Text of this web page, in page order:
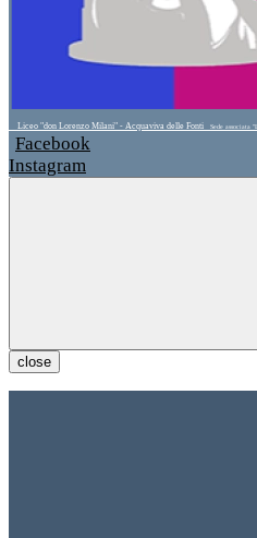
Liceo "don Lorenzo Milani" - Acquaviva delle Fonti Sede associata
Facebook
Instagram
close